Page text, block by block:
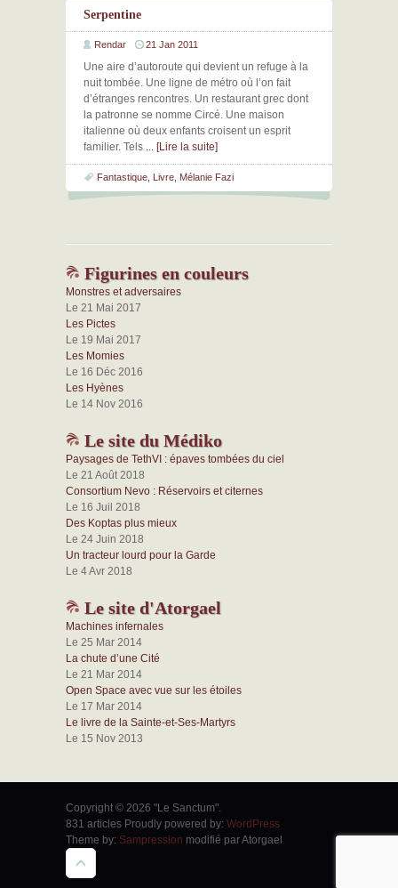
Serpentine
Rendar 21 Jan 2011
Une aire d’autoroute qui devient un refuge à la
nuit tombée. Une ligne de métro où l’on fait
d’étranges rencontres. Un restaurant grec dont
la patronne se nomme Circé. Une maison
italienne où deux enfants croisent un esprit
familier. Tels ... [Lire la suite]
Fantastique Livre Mélanie Fazi
Figurines en couleurs
Monstres et adversaires
Le 21 Mai 2017
Les Pictes
Le 19 Mai 2017
Les Momies
Le 16 Déc 2016
Les Hyènes
Le 14 Nov 2016
Le site du Médiko
Paysages de TethVI : épaves tombées du ciel
Le 21 Août 2018
Consortium Nevo : Réservoirs et citernes
Le 16 Juil 2018
Des Koptas plus mieux
Le 24 Juin 2018
Un tracteur lourd pour la Garde
Le 4 Avr 2018
Le site d'Atorgael
Machines infernales
Le 25 Mar 2014
La chute d’une Cité
Le 21 Mar 2014
Open Space avec vue sur les étoiles
Le 17 Mar 2014
Le livre de la Sainte-et-Ses-Martyrs
Le 15 Nov 2013
Copyright © 2026 "Le Sanctum".
831 articles Proudly powered by: WordPress
Theme by: Sampression modifié par Atorgael